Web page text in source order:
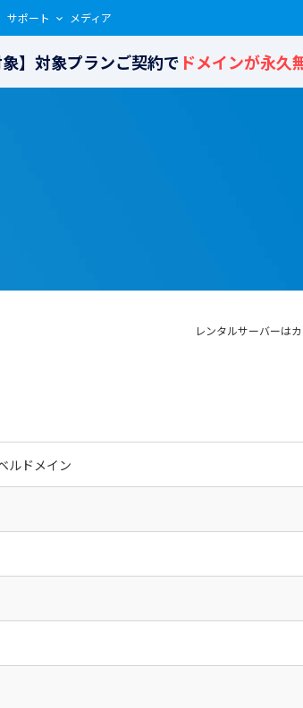
サポート メディア
象】対象プランご契約で ドメインが永久
レンタルサーバーは
ルドメイン